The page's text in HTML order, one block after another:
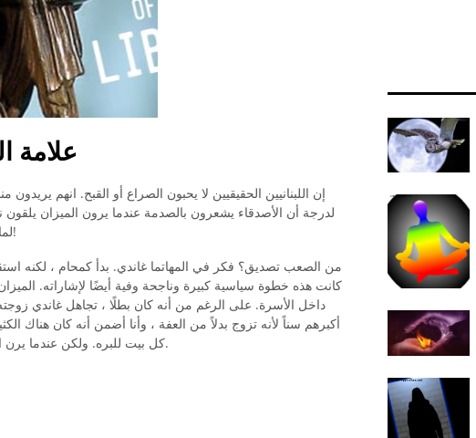
علامة
إن اللبنانيين الحقيقيين لا يحبون الصراع أو القبح. انهم
لدرجة أن الأصدقاء يشعرون بالصدمة عندما يرون الميزان
لماذا ، من الصعب تصديق أنه نفس الشخص!
من الصعب تصديق؟ فكر في المهاتما غاندي. بدأ كمحام ، لكنه
كانت هذه خطوة سياسية كبيرة وناجحة وفية أيضًا لإشاراته.
داخل الأسرة. على الرغم من أنه كان بطلًا ، تجاهل غاندي
أكبرهم سناً لأنه تزوج بدلاً من العفة ، وأنا أضمن أنه كان هناك
كل بيت للبره. ولكن عندما يرن الهاتف ، ستجيب الميزان عليه بهدوء وحب.